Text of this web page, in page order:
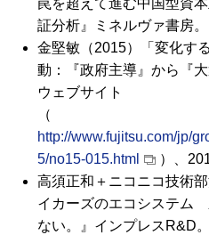
罠を超えて進む中国型資
証分析』ミネルヴァ書房。
金堅敏（2015）「変化す
動：『政府主導』から『
ウェブサイト
（
http://www.fujitsu.com/jp/
5/no15-015.html
）、
高須正和＋ニコニコ技術
イカーズのエコシステム
ない。』インプレス R&D。